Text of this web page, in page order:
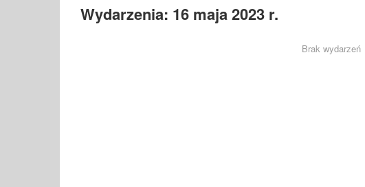
Wydarzenia: 16 maja 2023 r.
Brak wydarzeń